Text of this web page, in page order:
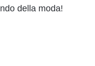
della moda!